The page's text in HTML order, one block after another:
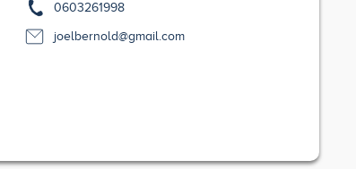
0603261998
joelbernold@gmail.com